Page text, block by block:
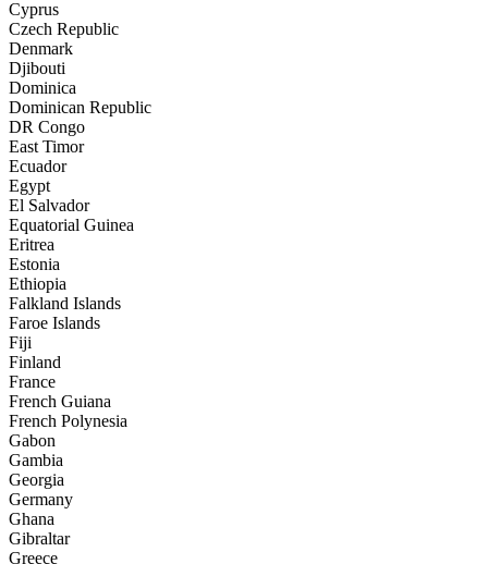
Cyprus
Czech Republic
Denmark
Djibouti
Dominica
Dominican Republic
DR Congo
East Timor
Ecuador
Egypt
El Salvador
Equatorial Guinea
Eritrea
Estonia
Ethiopia
Falkland Islands
Faroe Islands
Fiji
Finland
France
French Guiana
French Polynesia
Gabon
Gambia
Georgia
Germany
Ghana
Gibraltar
Greece